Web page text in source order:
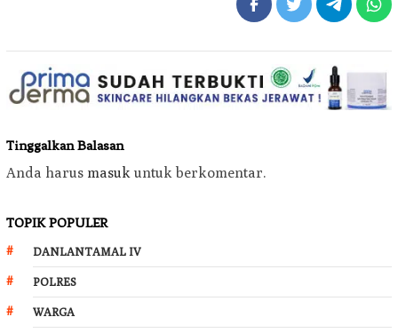
Tinggalkan Balasan
Anda harus masuk untuk berkomentar.
TOPIK POPULER
DANLANTAMAL IV
POLRES
WARGA